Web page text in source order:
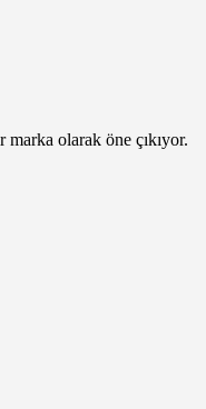
olarak öne çıkıyor.